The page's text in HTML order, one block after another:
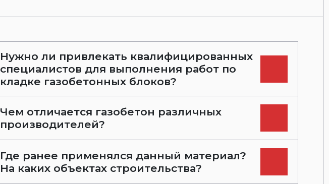
Нужно ли привлекать квалифицированных
специалистов для выполнения работ по
кладке газобетонных блоков?
Чем отличается газобетон различных
производителей?
Где ранее применялся данный материал?
На каких объектах строительства?